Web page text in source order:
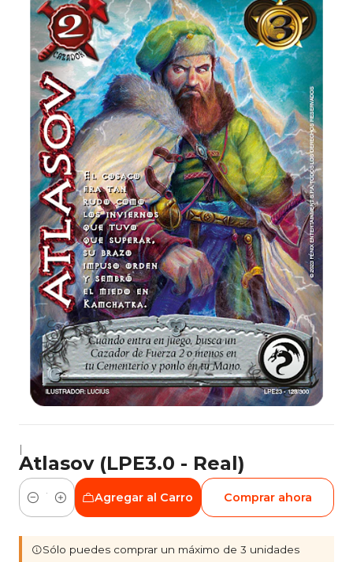
|
Atlasov (LPE3.0 - Real)
Cantidad
Agregar al Carro Comprar ahora
Sólo puedes comprar un máximo de 3 unidades